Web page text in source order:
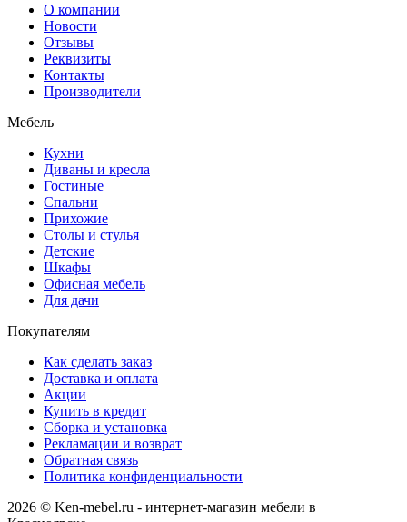
О компании
Новости
Отзывы
Реквизиты
Контакты
Производители
Мебель
Кухни
Диваны и кресла
Гостиные
Спальни
Прихожие
Столы и стулья
Детские
Шкафы
Офисная мебель
Для дачи
Покупателям
Как сделать заказ
Доставка и оплата
Акции
Купить в кредит
Сборка и установка
Рекламации и возврат
Обратная связь
Политика конфиденциальности
2026 © Ken-mebel.ru - интернет-магазин мебели в